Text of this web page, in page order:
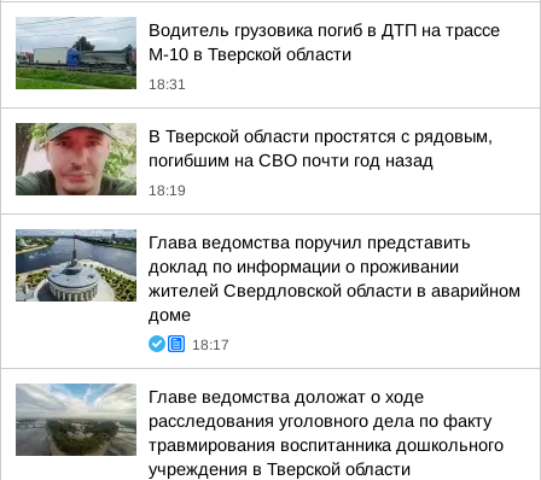
Водитель грузовика погиб в ДТП на трассе
М-10 в Тверской области
18:31
В Тверской области простятся с рядовым,
погибшим на СВО почти год назад
18:19
Глава ведомства поручил представить
доклад по информации о проживании
жителей Свердловской области в аварийном
доме
18:17
Главе ведомства доложат о ходе
расследования уголовного дела по факту
травмирования воспитанника дошкольного
учреждения в Тверской области